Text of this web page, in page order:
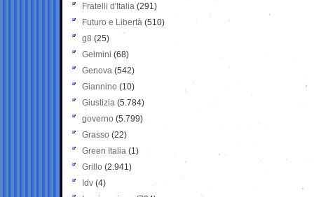
Fratelli d'Italia (291)
Futuro e Libertà (510)
g8 (25)
Gelmini (68)
Genova (542)
Giannino (10)
Giustizia (5.784)
governo (5.799)
Grasso (22)
Green Italia (1)
Grillo (2.941)
Idv (4)